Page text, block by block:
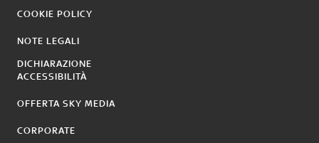
COOKIE POLICY
NOTE LEGALI
DICHIARAZIONE
ACCESSIBILITÀ
OFFERTA SKY MEDIA
CORPORATE